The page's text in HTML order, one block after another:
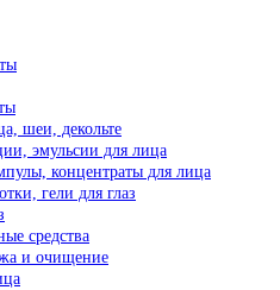
шеи, декольте
эмульсии для лица
концентраты для лица
гели для глаз
средства
и очищение